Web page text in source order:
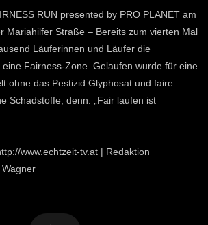
RUN presented by PRO PLANET am
Mariahilfer Straße – Bereits zum vierten Mal
Läuferinnen und Läufer die
Fairness-Zone. Gelaufen wurde für eine
ohne das Pestizid Glyphosat und faire
Schadstoffe, denn: „Fair laufen ist
www.echtzeit-tv.at | Redaktion